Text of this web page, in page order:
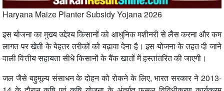
Haryana Maize Planter Subsidy Yojana 2026
इस योजना का मुख्य उद्देश्य किसानों को आधुनिक मशीनरी से लैस करना और कम
लागत पर खेती के बेहतर तरीकों को बढ़ावा देना है। इस योजना के तहत दी जाने
वाली वित्तीय सहायता सीधे किसानों के बैंक खातों में हस्तांतरित की जाएगी।
जल जैसे बहुमूल्य संसाधन के दोहन को रोकने के लिए, भारत सरकार ने 2013-